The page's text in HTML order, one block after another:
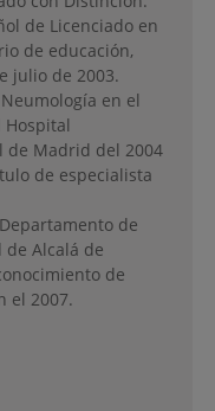
de Licenciado en
de educación,
julio de 2003.
en el
Hospital
de Madrid del 2004
de especialista
de
Alcalá de
de
el 2007.